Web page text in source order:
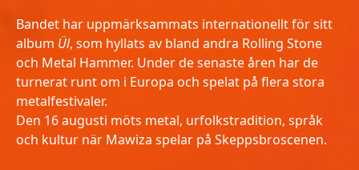
Bandet har uppmärksammats internationellt för sitt
album Ül, som hyllats av bland andra Rolling Stone
och Metal Hammer. Under de senaste åren har de
turnerat runt om i Europa och spelat på flera stora
metalfestivaler.
Den 16 augusti möts metal, urfolkstradition, språk
och kultur när Mawiza spelar på Skeppsbroscenen.